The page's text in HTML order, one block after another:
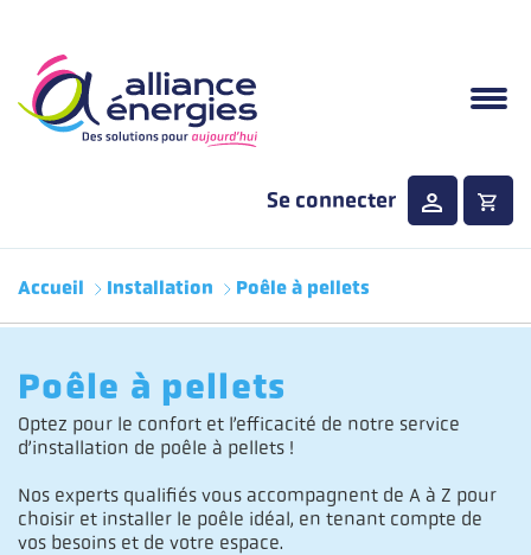
Se connecter
Accueil Installation Poêle à pellets
Poêle à pellets
Optez pour le confort et l’efficacité de notre service
d’installation de poêle à pellets !
Nos experts qualifiés vous accompagnent de A à Z pour
choisir et installer le poêle idéal, en tenant compte de
vos besoins et de votre espace.